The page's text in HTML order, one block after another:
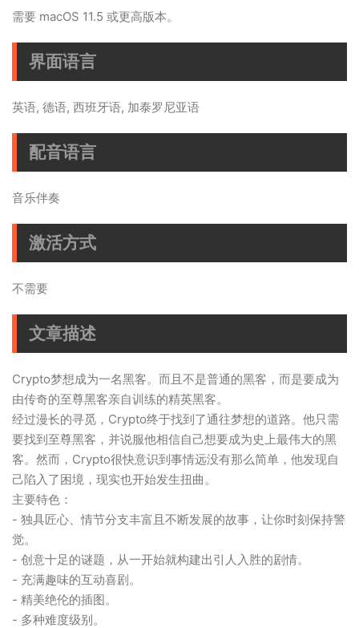
需要 macOS 11.5 或更高版本。
界面语言
英语, 德语, 西班牙语, 加泰罗尼亚语
配音语言
音乐伴奏
激活方式
不需要
文章描述
Crypto梦想成为一名黑客。而且不是普通的黑客，而是要成为
由传奇的至尊黑客亲自训练的精英黑客。
经过漫长的寻觅，Crypto终于找到了通往梦想的道路。他只需
要找到至尊黑客，并说服他相信自己想要成为史上最伟大的黑
客。然而，Crypto很快意识到事情远没有那么简单，他发现自
己陷入了困境，现实也开始发生扭曲。
主要特色：
- 独具匠心、情节分支丰富且不断发展的故事，让你时刻保持警
觉。
- 创意十足的谜题，从一开始就构建出引人入胜的剧情。
- 充满趣味的互动喜剧。
- 精美绝伦的插图。
- 多种难度级别。